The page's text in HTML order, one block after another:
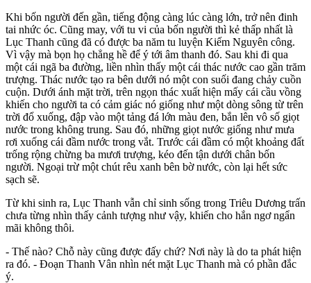
Khi bốn người đến gần, tiếng động càng lúc càng lớn, trở nên đinh
tai nhức óc. Cũng may, với tu vi của bốn người thì kẻ thấp nhất là
Lục Thanh cũng đã có được ba năm tu luyện Kiếm Nguyên công.
Vì vậy mà bọn họ chẳng hề để ý tới âm thanh đó. Sau khi đi qua
một cái ngã ba đường, liền nhìn thấy một cái thác nước cao gần trăm
trượng. Thác nước tạo ra bên dưới nó một con suối đang chảy cuồn
cuộn. Dưới ánh mặt trời, trên ngọn thác xuất hiện mấy cái cầu vồng
khiến cho người ta có cảm giác nó giống như một dòng sông từ trên
trời đổ xuống, đập vào một tảng đá lớn màu đen, bắn lên vô số giọt
nước trong không trung. Sau đó, những giọt nước giống như mưa
rơi xuống cái đầm nước trong vắt. Trước cái đầm có một khoảng đất
trống rộng chừng ba mươi trượng, kéo đến tận dưới chân bốn
người. Ngoại trừ một chút rêu xanh bên bờ nước, còn lại hết sức
sạch sẽ.
Từ khi sinh ra, Lục Thanh vẫn chỉ sinh sống trong Triêu Dương trấn
chưa từng nhìn thấy cảnh tượng như vậy, khiến cho hắn ngơ ngẩn
mãi không thôi.
- Thế nào? Chỗ này cũng được đấy chứ? Nơi này là do ta phát hiện
ra đó. - Đoạn Thanh Vân nhìn nét mặt Lục Thanh mà có phần đắc
ý.